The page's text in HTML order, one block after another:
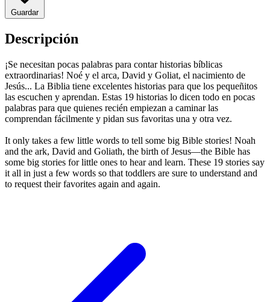
Guardar
Descripción
¡Se necesitan pocas palabras para contar historias bíblicas
extraordinarias! Noé y el arca, David y Goliat, el nacimiento de
Jesús... La Biblia tiene excelentes historias para que los pequeñitos
las escuchen y aprendan. Estas 19 historias lo dicen todo en pocas
palabras para que quienes recién empiezan a caminar las
comprendan fácilmente y pidan sus favoritas una y otra vez.
It only takes a few little words to tell some big Bible stories! Noah
and the ark, David and Goliath, the birth of Jesus—the Bible has
some big stories for little ones to hear and learn. These 19 stories say
it all in just a few words so that toddlers are sure to understand and
to request their favorites again and again.